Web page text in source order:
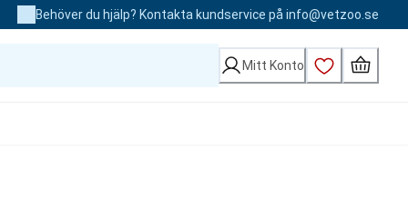
Behöver du hjälp? Kontakta kundservice på info@vetzoo.se
Mitt Konto